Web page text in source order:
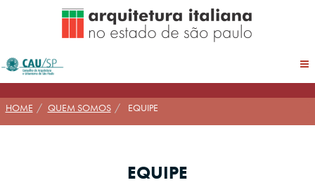
HOME QUEM SOMOS EQUIPE
EQUIPE